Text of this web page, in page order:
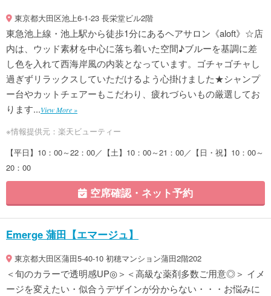
東京都大田区池上6-1-23 長栄堂ビル2階
東急池上線・池上駅から徒歩1分にあるヘアサロン《aloft》☆店
内は、ウッド素材を中心に落ち着いた空間♪ブルーを基調に差
し色を入れて西海岸風の内装となっています。ゴチャゴチャし
過ぎずリラックスしていただけるよう心掛けました★シャンプ
ー台やカットチェアーもこだわり、疲れづらいもの厳選してお
ります...View More »
※情報提供元：楽天ビューティー
【平日】10：00～22：00／【土】10：00～21：00／【日・祝】10：00～
20：00
空席確認・ネット予約
Emerge 蒲田【エマージュ】
東京都大田区蒲田5-40-10 初穂マンション蒲田2階202
＜旬のカラーで透明感UP◎＞＜高級な薬剤多数ご用意◎＞ イメ
ージを変えたい・似合うデザインが分からない・・・お悩みに